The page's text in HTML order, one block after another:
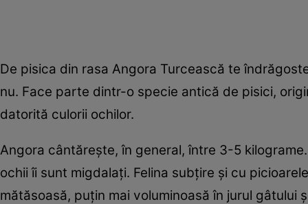
De pisica din rasa Angora Turcească te
nu. Face parte dintr-o specie antică de pisici,
datorită culorii ochilor.
Angora cântăreşte, în general, între 3-5
ochii îi sunt migdalaţi. Felina subţire şi cu
mătăsoasă, puţin mai voluminoasă în jurul